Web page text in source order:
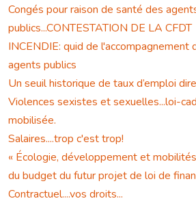
Congés pour raison de santé des
publics...CONTESTATION DE LA CFDT
INCENDIE: quid de l'accompagnement
agents publics
Un seuil historique de taux d’emploi
Violences sexistes et sexuelles...loi-
mobilisée.
Salaires....trop c'est trop!
« Écologie, développement et
du budget du futur projet de loi de
Contractuel....vos droits...